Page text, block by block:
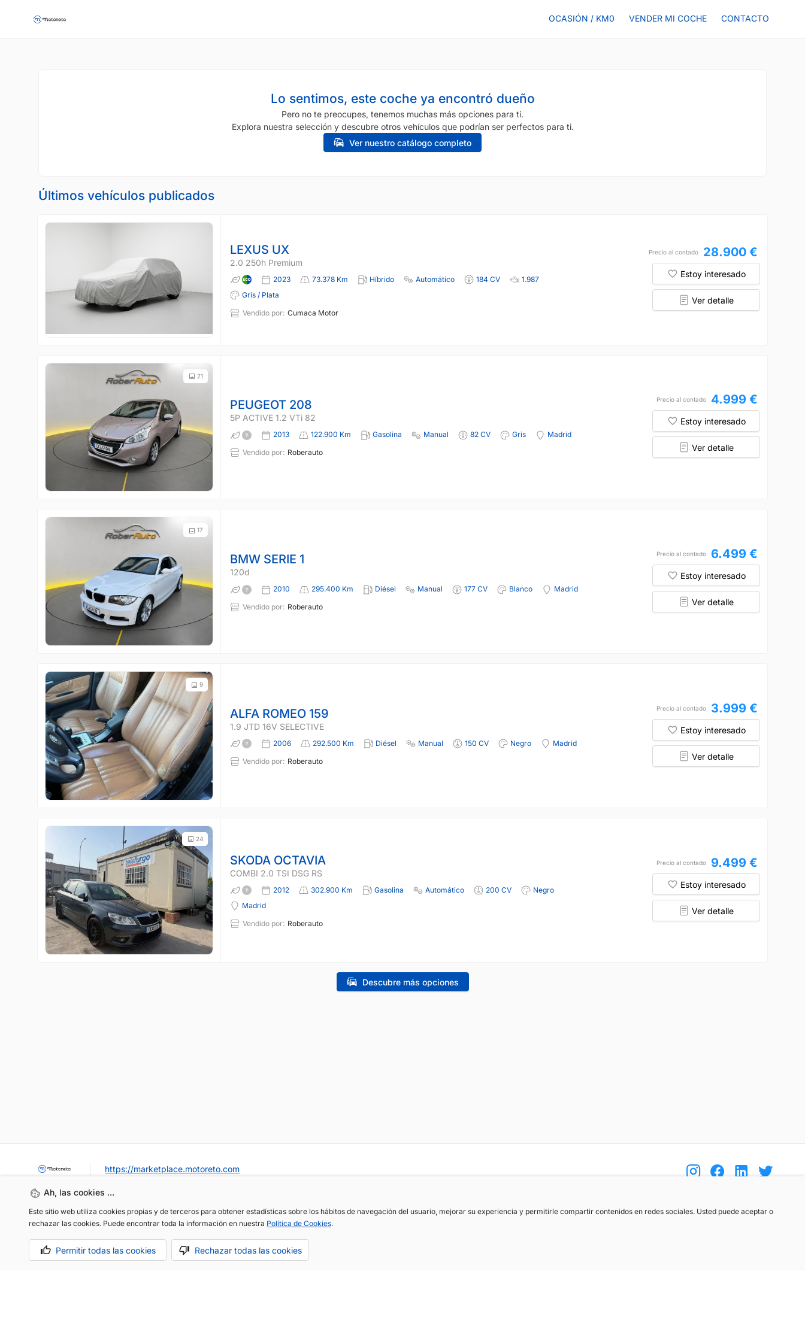
OCASIÓN / KM0 VENDER MI COCHE CONTACTO
Lo sentimos, este coche ya encontró dueño
Pero no te preocupes, tenemos muchas más opciones para ti.
Explora nuestra selección y descubre otros vehículos que podrían ser perfectos para ti.
Ver nuestro catálogo completo
Últimos vehículos publicados
LEXUS UX
2.0 250h Premium
2023 73.378 Km Híbrido Automático 184 CV
1.987
Gris / Plata
Vendido por: Cumaca Motor
Precio al contado 28.900 €
Estoy interesado
Ver detalle
21
PEUGEOT 208
5P ACTIVE 1.2 VTi 82
2013 122.900 Km Gasolina Manual 82 CV Gris
Madrid
Vendido por: Roberauto
Precio al contado 4.999 €
Estoy interesado
Ver detalle
17
BMW SERIE 1
120d
2010 295.400 Km Diésel Manual 177 CV Blanco
Madrid
Vendido por: Roberauto
Precio al contado 6.499 €
Estoy interesado
Ver detalle
9
ALFA ROMEO 159
1.9 JTD 16V SELECTIVE
2006 292.500 Km Diésel Manual 150 CV Negro
Madrid
Vendido por: Roberauto
Precio al contado 3.999 €
Estoy interesado
Ver detalle
24
SKODA OCTAVIA
COMBI 2.0 TSI DSG RS
2012 302.900 Km Gasolina Automático 200 CV
Negro
Madrid
Vendido por: Roberauto
Precio al contado 9.499 €
Estoy interesado
Ver detalle
Descubre más opciones
Ah, las cookies ...
Este sitio web utiliza cookies propias y de terceros para obtener estadísticas sobre los hábitos de navegación del usuario, mejorar su experiencia y permitirle compartir contenidos en redes sociales. Usted puede aceptar o
rechazar las cookies. Puede encontrar toda la información en nuestra Política de Cookies.
Permitir todas las cookies Rechazar todas las cookies
https://marketplace.motoreto.com